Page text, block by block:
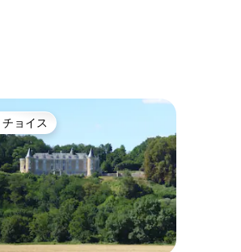
ストチョイスです。
ョイス